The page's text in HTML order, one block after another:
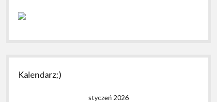
Kalendarz;)
styczeń 2026